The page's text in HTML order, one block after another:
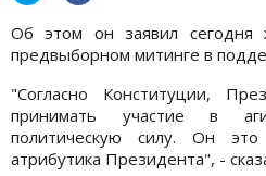
Об этом он заявил сегодня
предвыборном митинге в
"Согласно Конституции,
принимать участие в
политическую силу. Он
атрибутика Президента", -